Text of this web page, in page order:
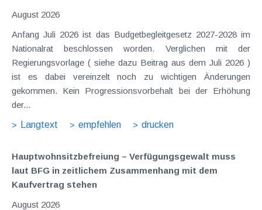
August 2026
Anfang Juli 2026 ist das Budgetbegleitgesetz 2027-2028 im
Nationalrat beschlossen worden. Verglichen mit der
Regierungsvorlage ( siehe dazu Beitrag aus dem Juli 2026 )
ist es dabei vereinzelt noch zu wichtigen Änderungen
gekommen. Kein Progressionsvorbehalt bei der Erhöhung
der...
Langtext
empfehlen drucken
Hauptwohnsitz​­befreiung – Verfügungsgewalt muss
laut BFG in zeitlichem Zusammenhang mit dem
Kaufvertrag stehen
August 2026